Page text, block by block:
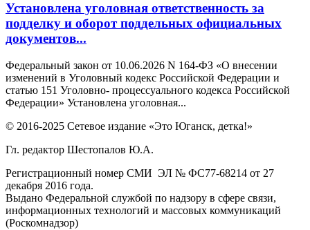
Установлена уголовная ответственность за
подделку и оборот поддельных официальных
документов...
Федеральный закон от 10.06.2026 N 164-ФЗ «О внесении
изменений в Уголовный кодекс Российской Федерации и
статью 151 Уголовно- процессуального кодекса Российской
Федерации» Установлена уголовная...
© 2016-2025 Сетевое издание «Это Юганск, детка!»
Гл. редактор Шестопалов Ю.А.
Регистрационный номер СМИ ЭЛ № ФС77-68214 от 27
декабря 2016 года.
Выдано Федеральной службой по надзору в сфере связи,
информационных технологий и массовых коммуникаций
(Роскомнадзор)